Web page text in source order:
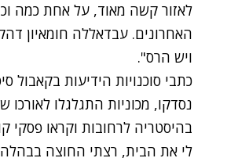
לאזור קשה מאוד, על אחת כמה
האחרונים. עבדאללה חומאיון
ויש הרס".
נסדקו, מכוניות התגלגלו
בהיסטריה לרחובות וקראו
לי את הבית, רצתי החוצה